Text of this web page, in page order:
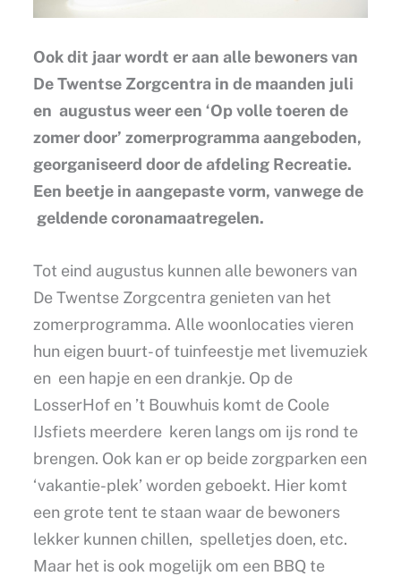
Ook dit jaar wordt er aan alle bewoners van
De Twentse Zorgcentra in de maanden juli
en augustus weer een ‘Op volle toeren de
zomer door’ zomerprogramma aangeboden,
georganiseerd door de afdeling Recreatie.
Een beetje in aangepaste vorm, vanwege de
geldende coronamaatregelen.
Tot eind augustus kunnen alle bewoners van
De Twentse Zorgcentra genieten van het
zomerprogramma. Alle woonlocaties vieren
hun eigen buurt- of tuinfeestje met livemuziek
en een hapje en een drankje. Op de
LosserHof en ’t Bouwhuis komt de Coole
IJsfiets meerdere keren langs om ijs rond te
brengen. Ook kan er op beide zorgparken een
‘vakantie-plek’ worden geboekt. Hier komt
een grote tent te staan waar de bewoners
lekker kunnen chillen, spelletjes doen, etc.
Maar het is ook mogelijk om een BBQ te